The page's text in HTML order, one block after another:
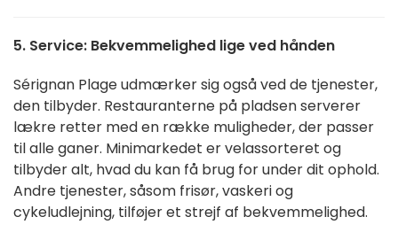
5. Service: Bekvemmelighed lige ved hånden
Sérignan Plage udmærker sig også ved de tjenester,
den tilbyder. Restauranterne på pladsen serverer
lækre retter med en række muligheder, der passer
til alle ganer. Minimarkedet er velassorteret og
tilbyder alt, hvad du kan få brug for under dit ophold.
Andre tjenester, såsom frisør, vaskeri og
cykeludlejning, tilføjer et strejf af bekvemmelighed.